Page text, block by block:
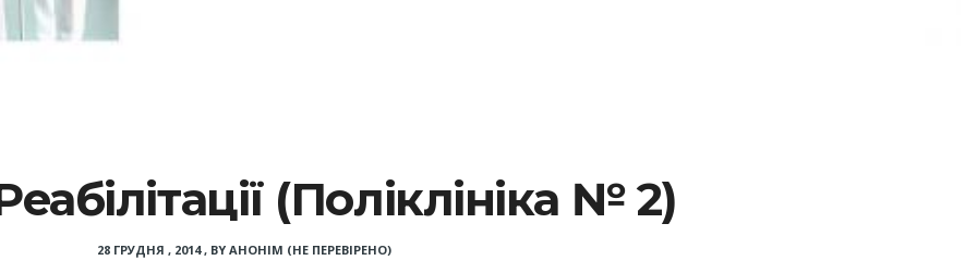
(Поліклініка № 2)
28 ГРУДНЯ , 2014, BY АНОНІМ (НЕ ПЕРЕВІРЕНО)